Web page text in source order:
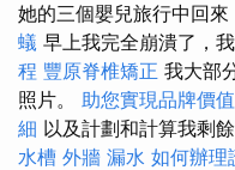
她的三個嬰兒旅行中回
蟻 早上我完全崩潰了，
程 豐原脊椎矯正 我大部
照片。 助您實現品牌價
細 以及計劃和計算我剩
水槽 外牆 漏水 如何辦理